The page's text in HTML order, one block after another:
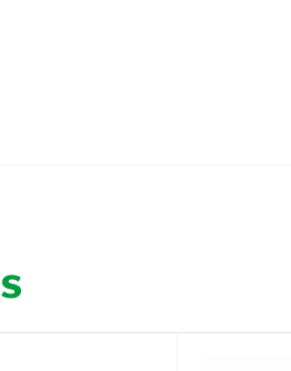
το λουλουδάτο άρωμά του,
την ευτυχία της παιδικής